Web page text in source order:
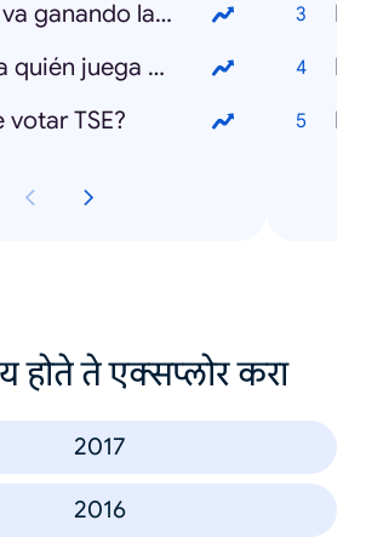
¿Quién va ganando las elecciones 2018?
¿Contra quién juega Costa Rica en el Mundial 2018?
votar TSE?
होते ते एक्सप्लोर करा
2017
2016